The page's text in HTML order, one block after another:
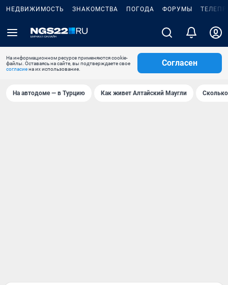
НЕДВИЖИМОСТЬ ЗНАКОМСТВА ПОГОДА ФОРУМЫ
На информационном ресурсе применяются cookie-
файлы. Оставаясь на сайте, вы подтверждаете свое
согласиена их использование.
Согласен
На автодоме — в Турцию Как живет Алтайский Маугли